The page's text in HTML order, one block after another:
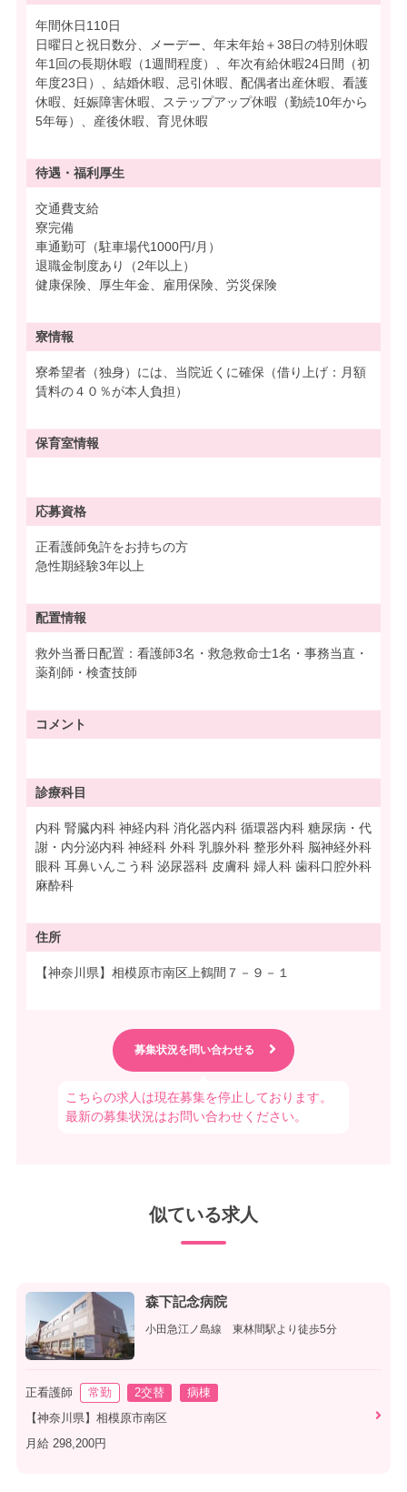
年間休日110日
日曜日と祝日数分、メーデー、年末年始＋38日の特別休暇
年1回の長期休暇（1週間程度）、年次有給休暇24日間（初
年度23日）、結婚休暇、忌引休暇、配偶者出産休暇、看護
休暇、妊娠障害休暇、ステップアップ休暇（勤続10年から
5年毎）、産後休暇、育児休暇
待遇・ 福利厚生
交通費支給
寮完備
車通勤可（駐車場代1000円/月）
退職金制度あり（2年以上）
健康保険、厚生年金、雇用保険、労災保険
寮情報
寮希望者（独身）には、当院近くに確保（借り上げ：月額
賃料の４０％が本人負担）
保育室情報
応募資格
正看護師免許をお持ちの方
急性期経験3年以上
配置情報
救外当番日配置：看護師3名・救急救命士1名・事務当直・
薬剤師・検査技師
コメント
診療科目
内科 腎臓内科 神経内科 消化器内科 循環器内科 糖尿病・代
謝・内分泌内科 神経科 外科 乳腺外科 整形外科 脳神経外科
眼科 耳鼻いんこう科 泌尿器科 皮膚科 婦人科 歯科口腔外科
麻酔科
住所
【神奈川県】相模原市南区上鶴間７－９－１
こちらの求人は現在募集を停止しております。
最新の募集状況はお問い合わせください。
似ている求人
森下記念病院
小田急江ノ島線 東林間駅より徒歩5分
正看護師 常勤 2交替
病棟
【神奈川県】相模原市南区
月給 298,200円